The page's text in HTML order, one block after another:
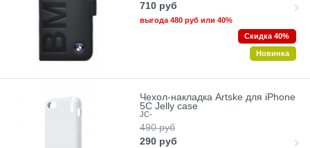
710 руб
выгода 480 рубили 40%
Скидка 40%
Новинка
Чехол-накладка Artske для iPhone
5C Jelly case
JC-
490 руб
290 руб